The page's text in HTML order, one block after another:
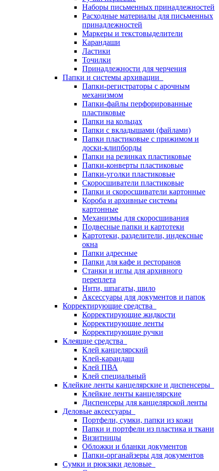
Наборы письменных принадлежностей
Расходные материалы для письменных
принадлежностей
Маркеры и текстовыделители
Карандаши
Ластики
Точилки
Принадлежности для черчения
Папки и системы архивации
Папки-регистраторы с арочным
механизмом
Папки-файлы перфорированные
пластиковые
Папки на кольцах
Папки с вкладышами (файлами)
Папки пластиковые с прижимом и
доски-клипборды
Папки на резинках пластиковые
Папки-конверты пластиковые
Папки-уголки пластиковые
Скоросшиватели пластиковые
Папки и скоросшиватели картонные
Короба и архивные системы
картонные
Механизмы для скоросшивания
Подвесные папки и картотеки
Картотеки, разделители, индексные
окна
Папки адресные
Папки для кафе и ресторанов
Станки и иглы для архивного
переплета
Нити, шпагаты, шило
Аксессуары для документов и папок
Корректирующие средства
Корректирующие жидкости
Корректирующие ленты
Корректирующие ручки
Клеящие средства
Клей канцелярский
Клей-карандаш
Клей ПВА
Клей специальный
Клейкие ленты канцелярские и диспенсеры
Клейкие ленты канцелярские
Диспенсеры для канцелярской ленты
Деловые аксессуары
Портфели, сумки, папки из кожи
Папки и портфели из пластика и ткани
Визитницы
Обложки и бланки документов
Папки-органайзеры для документов
Сумки и рюкзаки деловые